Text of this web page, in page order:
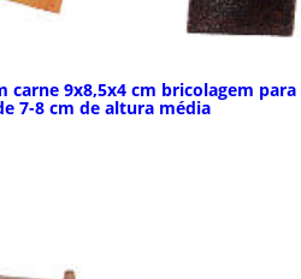
carne 9x8,5x4 cm bricolagem para
7-8 cm de altura média